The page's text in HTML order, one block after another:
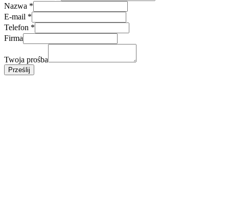
Nazwa *
E-mail *
Telefon *
Firma
Twoja prośba
Prześlij